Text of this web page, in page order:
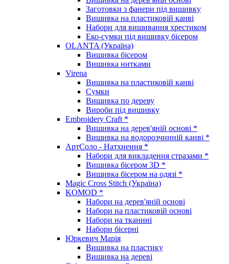
Заготовки з фанери під вишивку
Вишивка на пластиковій канві
Набори для вишивання хрестиком
Еко-сумки під вишивку бісером
OLANTA (Україна)
Вишивка бісером
Вишивка нитками
Virena
Вишивка на пластиковій канві
Сумки
Вишивка по дереву
Вироби під вишивку
Embroidery Craft *
Вишивка на дерев'яній основі *
Вишивка на водорозчинній канві *
АртСоло - Натхнення *
Набори для викладення стразами *
Вишивка бісером 3D *
Вишивка бісером на одязі *
Magic Cross Stitch (Україна)
KOMOD *
Набори на дерев'яній основі
Набори на пластиковій основі
Набори на тканині
Набори бісерні
Юркевич Марія
Вишивка на пластику
Вишивка на дереві